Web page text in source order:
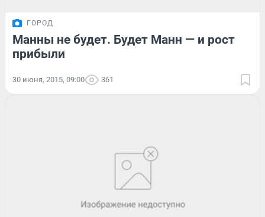
ГОРОД
Манны не будет. Будет Манн — и рост
прибыли
30 июня, 2015, 09:00 361